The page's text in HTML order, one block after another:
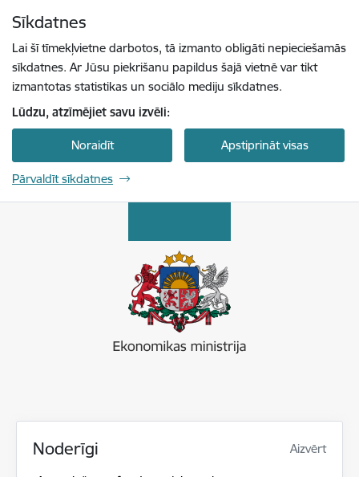
Sīkdatnes
Lai šī tīmekļvietne darbotos, tā izmanto obligāti nepieciešamās
sīkdatnes. Ar Jūsu piekrišanu papildus šajā vietnē var tikt
izmantotas statistikas un sociālo mediju sīkdatnes.
Lūdzu, atzīmējiet savu izvēli:
Noraidīt Apstiprināt visas
Pārvaldīt sīkdatnes
Noderīgi Aizvērt